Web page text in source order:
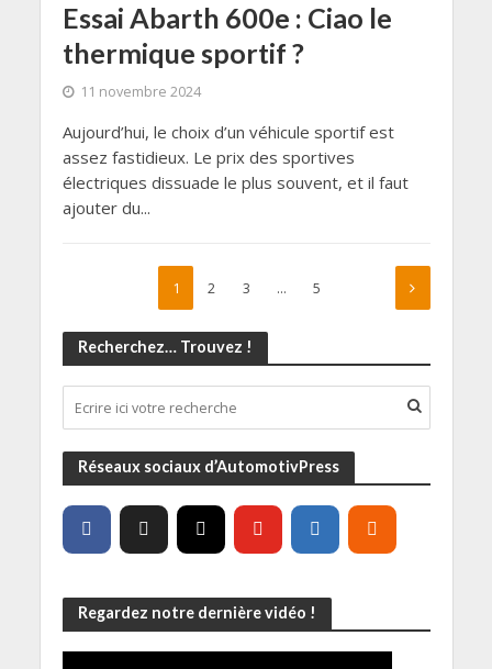
Essai Abarth 600e : Ciao le
thermique sportif ?
11 novembre 2024
Aujourd’hui, le choix d’un véhicule sportif est
assez fastidieux. Le prix des sportives
électriques dissuade le plus souvent, et il faut
ajouter du...
1 2 3 … 5
Recherchez… Trouvez !
Réseaux sociaux d’AutomotivPress
Regardez notre dernière vidéo !